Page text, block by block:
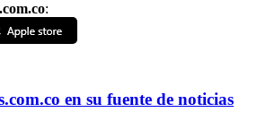
:
.com.co en su fuente de noticias